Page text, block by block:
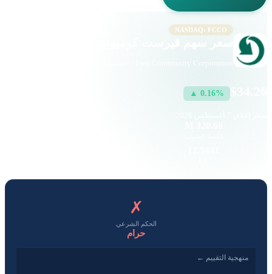
NASDAQ: FCCO
▲ 0.16%
✗
الحكم الشرعي
حرام
منهجية التقييم ←